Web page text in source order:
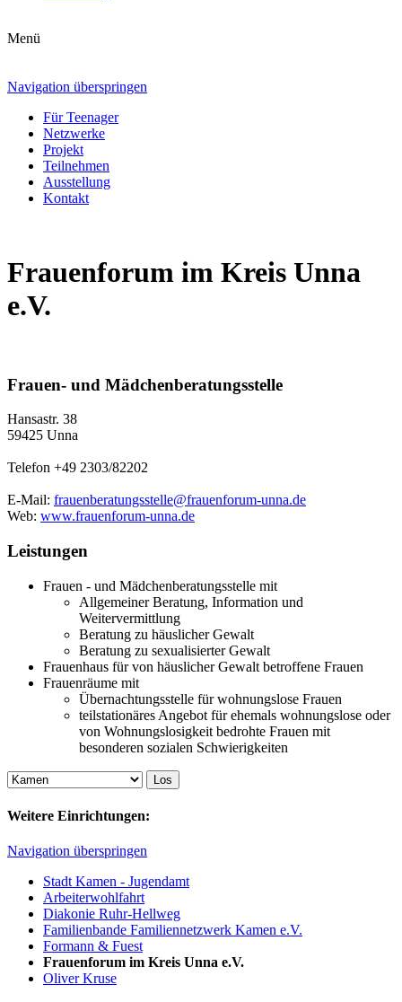
Menü
Navigation überspringen
Für Teenager
Netzwerke
Projekt
Teilnehmen
Ausstellung
Kontakt
Frauenforum im Kreis Unna
e.V.
Frauen- und Mädchenberatungsstelle
Hansastr. 38
59425 Unna
Telefon +49 2303/82202
E-Mail: frauenberatungsstelle@frauenforum-unna.de
Web: www.frauenforum-unna.de
Leistungen
Frauen - und Mädchenberatungsstelle mit
Allgemeiner Beratung, Information und
Weitervermittlung
Beratung zu häuslicher Gewalt
Beratung zu sexualisierter Gewalt
Frauenhaus für von häuslicher Gewalt betroffene Frauen
Frauenräume mit
Übernachtungsstelle für wohnungslose Frauen
teilstationäres Angebot für ehemals wohnungslose oder
von Wohnungslosigkeit bedrohte Frauen mit
besonderen sozialen Schwierigkeiten
Weitere Einrichtungen:
Navigation überspringen
Stadt Kamen - Jugendamt
Arbeiterwohlfahrt
Diakonie Ruhr-Hellweg
Familienbande Familiennetzwerk Kamen e.V.
Formann & Fuest
Frauenforum im Kreis Unna e.V.
Oliver Kruse